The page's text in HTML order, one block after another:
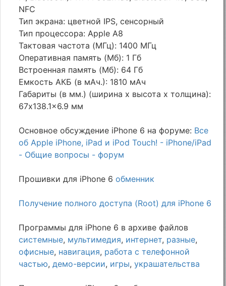
NFC
Тип экрана: цветной IPS, сенсорный
Тип процессора: Apple A8
Тактовая частота (МГц): 1400 МГц
Оперативная память (Мб): 1 Гб
Встроенная память (Мб): 64 Гб
Емкость АКБ (в мАч.): 1810 мАч
Габариты (в мм.) (ширина х высота х толщина):
67x138.1x6.9 мм
Основное обсуждение iPhone 6 на форуме: Все
об Apple iPhone, iPad и iPod Touch! - iPhone/iPad
- Общие вопросы - форум
Прошивки для iPhone 6обменник
Получение полного доступа (Root) для iPhone 6
Программы для iPhone 6 в архиве файлов
системные, мультимедия, интернет, разные,
офисные, навигация, работа с телефонной
частью,демо-версии, игры,украшательства